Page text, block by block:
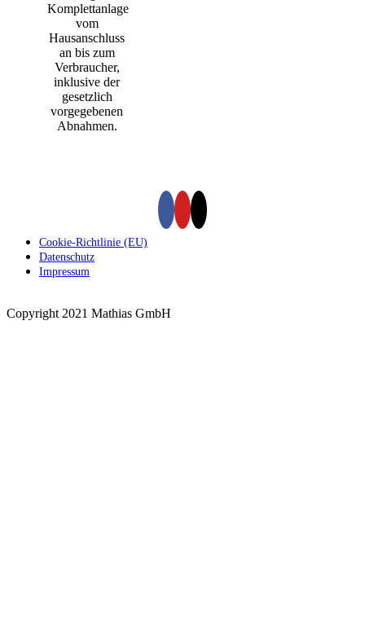
Komplettanlage
vom
Hausanschluss
an bis zum
Verbraucher,
inklusive der
gesetzlich
vorgegebenen
Abnahmen.
Cookie-Richtlinie (EU)
Datenschutz
Impressum
Copyright 2021 Mathias GmbH